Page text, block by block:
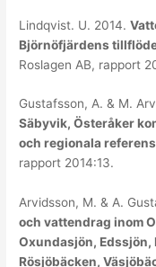
Lindqvist. U. 2014.
Björnöfjärdens
Roslagen AB, rapport
Gustafsson, A. & M.
Säbyvik, Österåker
och regionala
rapport 2014:13.
Arvidsson, M. & A.
och vattendrag inom
Oxundasjön, Edssjön,
Rösjöbäcken,